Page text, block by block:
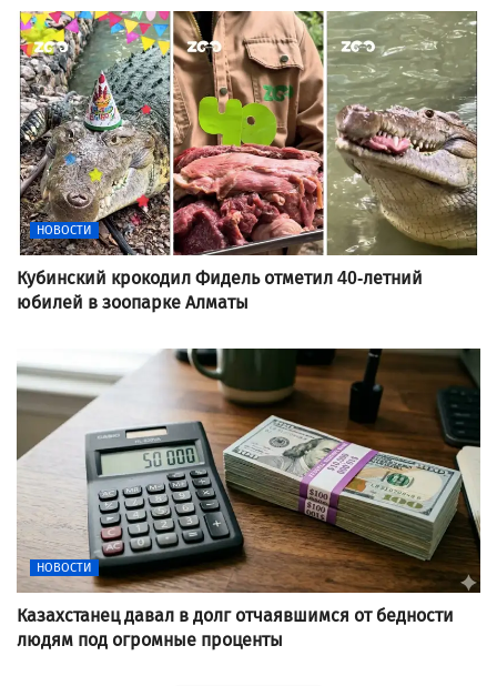
НОВОСТИ
Кубинский крокодил Фидель отметил 40-летний
юбилей в зоопарке Алматы
НОВОСТИ
Казахстанец давал в долг отчаявшимся от бедности
людям под огромные проценты